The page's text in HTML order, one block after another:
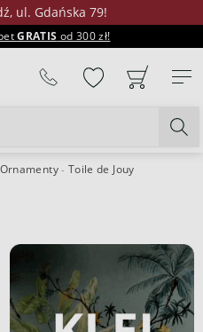
ul. Gdańska 79!
GRATIS od 300 zł!
Ornamenty Toile de Jouy